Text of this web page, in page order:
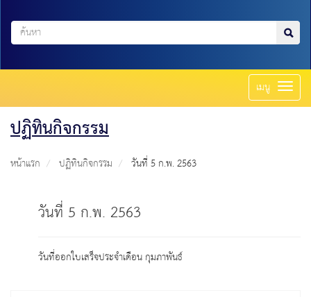
เมนู Toggle
ปฏิทินกิจกรรม
หน้าแรก ปฏิทินกิจกรรม วันที่ 5 ก.พ. 2563
วันที่ 5 ก.พ. 2563
วันที่ออกใบเสร็จประจำเดือน กุมภาพันธ์